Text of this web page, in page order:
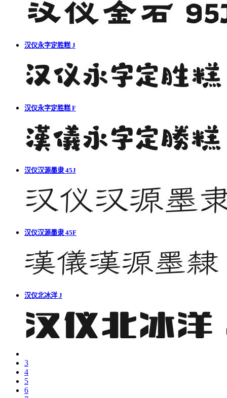
汉仪永字定胜糕 J
汉仪永字定胜糕 F
汉仪汉源墨隶 45J
汉仪汉源墨隶 45F
汉仪北冰洋 J
3
4
5
6